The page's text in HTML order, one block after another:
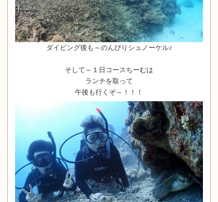
ダイビング後も～のんびりシュノーケル♪
そして～１日コースちーむは
ランチを取って
午後も行くぞ～！！！